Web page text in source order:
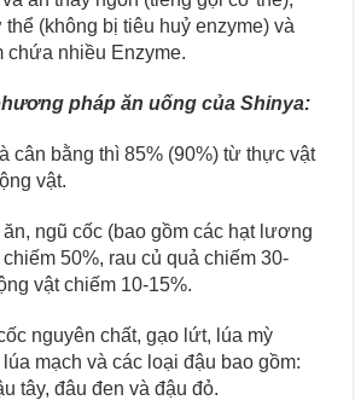
(không bị tiêu huỷ enzyme) và
chứa nhiều Enzyme.
pháp ăn uống của Shinya:
cân bằng thì 85% (90%) từ thực vật
vật.
ngũ cốc (bao gồm các hạt lương
50%, rau củ quả chiếm 30-
vật chiếm 10-15%.
nguyên chất, gạo lứt, lúa mỳ
mạch và các loại đậu bao gồm:
tây, đâu đen và đậu đỏ.